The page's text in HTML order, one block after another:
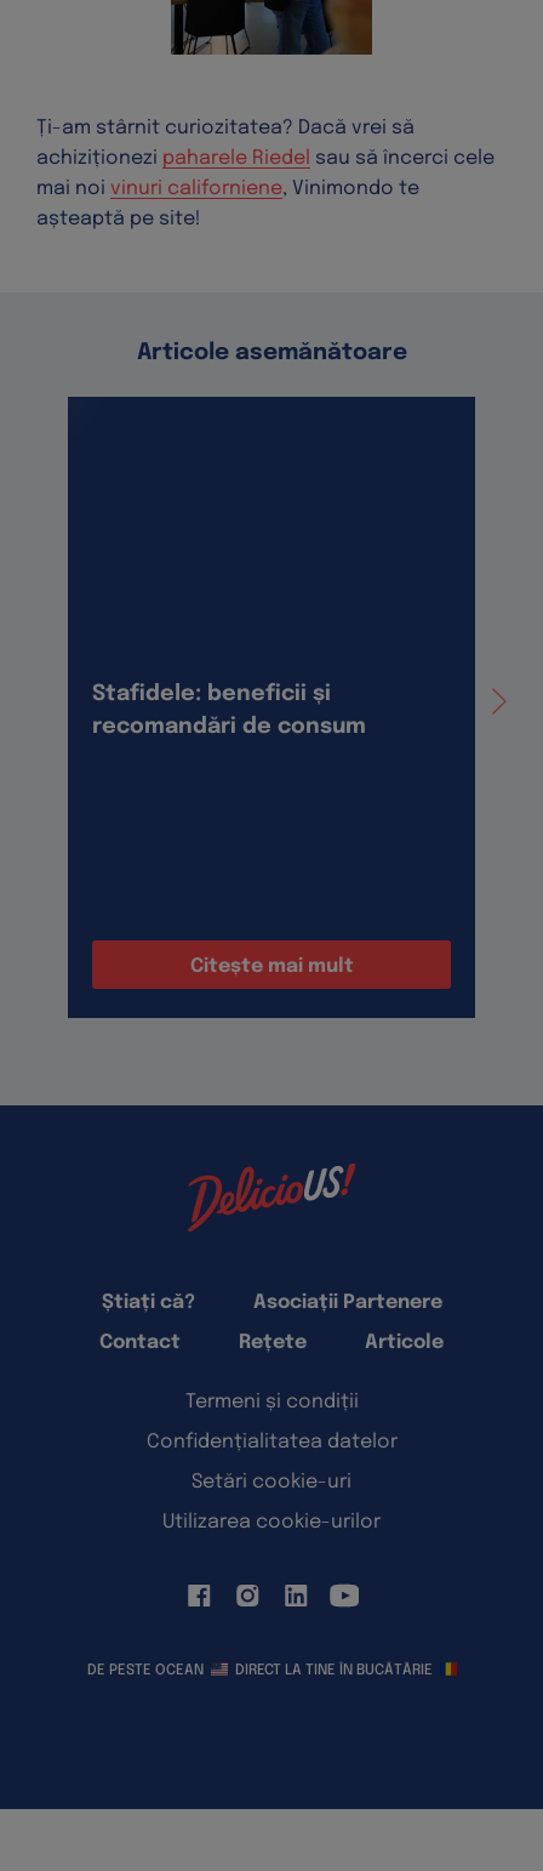
Ți-am stârnit curiozitatea? Dacă vrei să
achiziționezi paharele Riedel sau să încerci cele
mai noi vinuri californiene, Vinimondo te
așteaptă pe site!
Articole asemănătoare
Stafidele: beneficii și
recomandări de consum
Citește mai mult
Articole
Rețete
Știați că?
Asociații Partenere
Contact
DE PESTE OCEAN DIRECT LA TINE ÎN BUCĂTĂRIE
Termeni și condiții
Confidențialitatea datelor
Setări cookie-uri
Utilizarea cookie-urilor